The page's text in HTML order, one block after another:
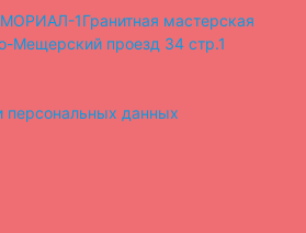
1Гранитная мастерская
Мещерский проезд 34 стр.1
персональных данных